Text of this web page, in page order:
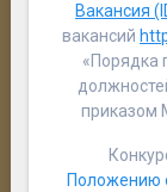
Вакансия
вакансий
«Порядка
приказом
Положению